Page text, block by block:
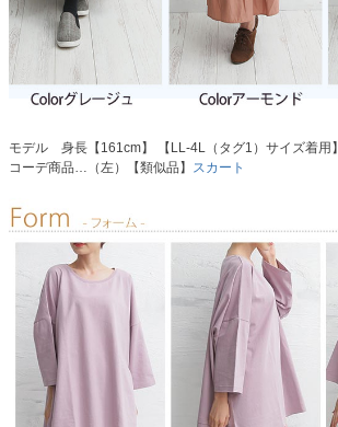
モデル 身長【161cm】 【LL-4L（タグ1）サイズ着用】
コーデ商品…（左）【類似品】
スカート